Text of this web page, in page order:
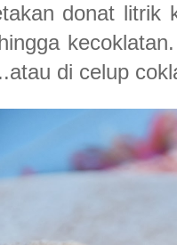
donat litrik
di celup